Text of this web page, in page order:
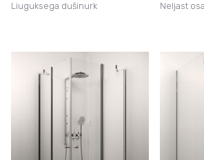
Liuguksega dušinurk Neljast